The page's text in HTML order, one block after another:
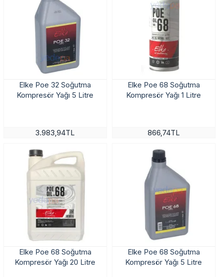
Elke Poe 32 Soğutma
Kompresör Yağı 5 Litre
3.983,94TL
Elke Poe 68 Soğutma
Kompresör Yağı 1 Litre
866,74TL
Elke Poe 68 Soğutma
Kompresör Yağı 20 Litre
Elke Poe 68 Soğutma
Kompresör Yağı 5 Litre